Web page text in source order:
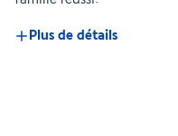
Plus de détails